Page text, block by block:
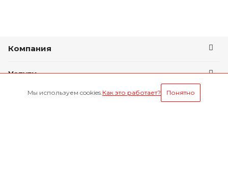
Компания
Услуги
Условия оплаты
Мы используем cookies.Как это работает? Понятно